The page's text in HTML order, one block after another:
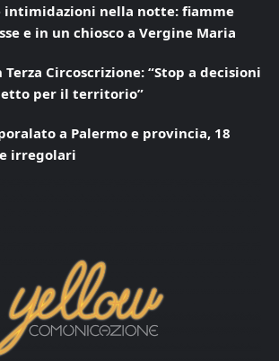
intimidazioni nella notte: fiamme
e in un chiosco a Vergine Maria
Circoscrizione: “Stop a decisioni
per il territorio”
a Palermo e provincia, 18
irregolari